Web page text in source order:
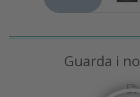
Guarda i